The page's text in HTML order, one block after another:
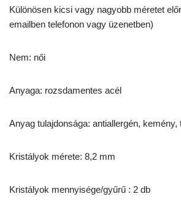
Különösen kicsi vagy nagyobb méretet
emailben telefonon vagy üzenetben)
Nem: női
Anyaga: rozsdamentes acél
Anyag tulajdonsága: antiallergén, kemény,
Kristályok mérete: 8,2 mm
Kristályok mennyisége/gyűrű : 2 db